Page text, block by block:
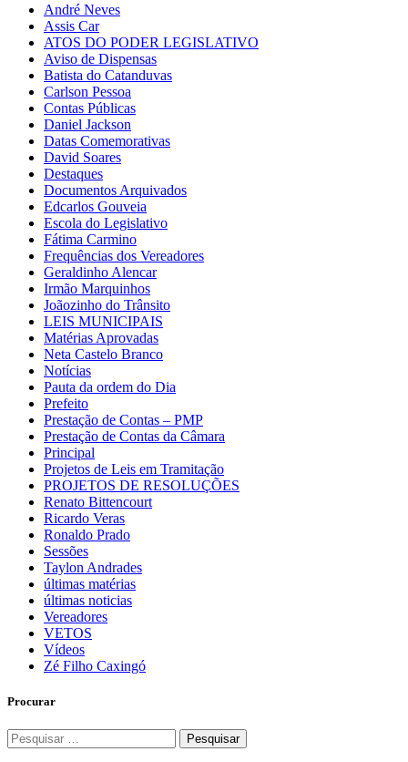
André Neves
Assis Car
ATOS DO PODER LEGISLATIVO
Aviso de Dispensas
Batista do Catanduvas
Carlson Pessoa
Contas Públicas
Daniel Jackson
Datas Comemorativas
David Soares
Destaques
Documentos Arquivados
Edcarlos Gouveia
Escola do Legislativo
Fátima Carmino
Frequências dos Vereadores
Geraldinho Alencar
Irmão Marquinhos
Joãozinho do Trânsito
LEIS MUNICIPAIS
Matérias Aprovadas
Neta Castelo Branco
Notícias
Pauta da ordem do Dia
Prefeito
Prestação de Contas – PMP
Prestação de Contas da Câmara
Principal
Projetos de Leis em Tramitação
PROJETOS DE RESOLUÇÕES
Renato Bittencourt
Ricardo Veras
Ronaldo Prado
Sessões
Taylon Andrades
últimas matérias
últimas noticias
Vereadores
VETOS
Vídeos
Zé Filho Caxingó
Procurar
Pesquisar
por: